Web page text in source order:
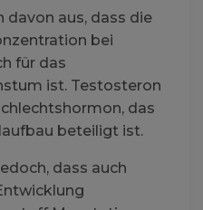
davon aus, dass die
bei
für das
ist. Testosteron
das
beteiligt ist.
dass auch